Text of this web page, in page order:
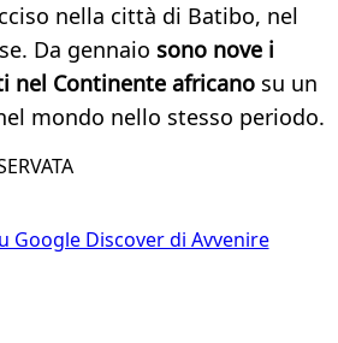
nella città di Batibo, nel
Da gennaio sono nove i
nel Continente africano su un
mondo nello stesso periodo.
Google Discover di Avvenire